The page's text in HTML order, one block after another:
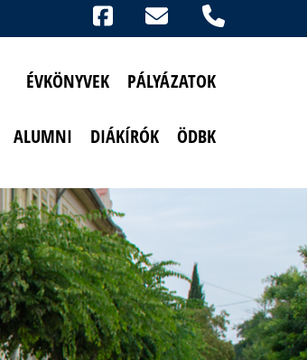
ÉVKÖNYVEK PÁLYÁZATOK
ALUMNI DIÁKÍRÓK ÖDBK